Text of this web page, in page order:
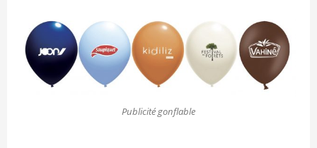
Publicité gonflable